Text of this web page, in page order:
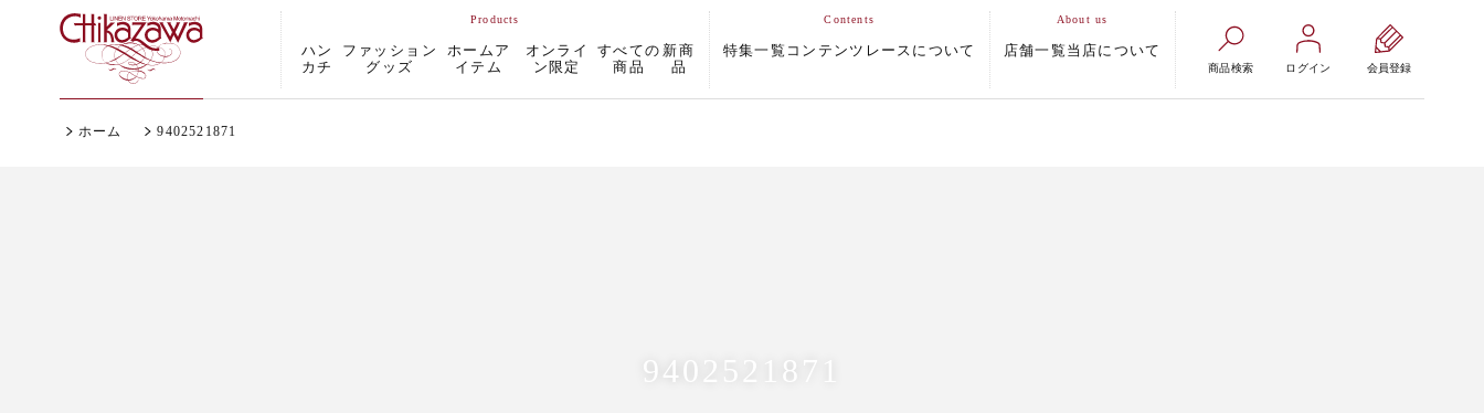
ハン
カチ
ファッション
グッズ
ホームア
イテム
オンライ
ン限定
すべての
商品
新商
品
特集一覧 コンテンツ レースについて 店舗一覧 当店について
商品検索 ログイン 会員登録
ホーム 9402521871
9402521871